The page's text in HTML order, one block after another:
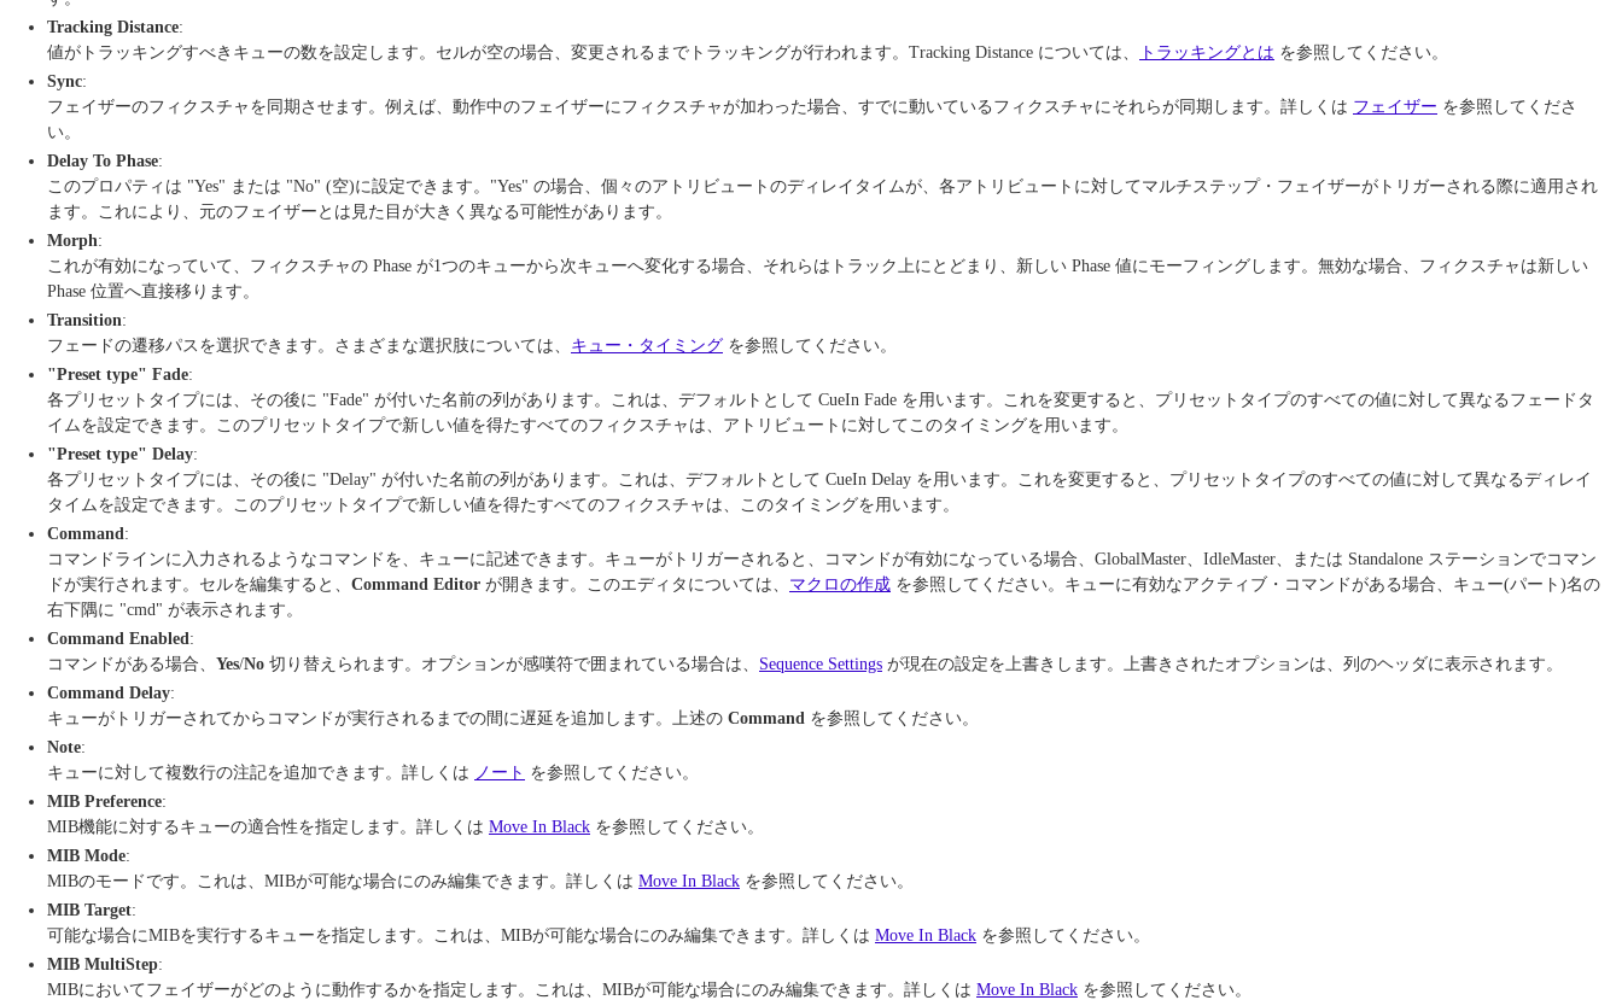
Tracking Distance:
値がトラッキングすべきキューの数を設定します。セルが空の場合、変更されるまでトラッキングが行われます。Tracking Distance については、
トラッキングとは を参照してください。
Sync:
フェイザーのフィクスチャを同期させます。例えば、動作中のフェイザーにフィクスチャが加わった場合、すでに動いているフィクスチャにそれらが同期します。詳しくは フェイザー を参照してくださ
い。
Delay To Phase:
このプロパティは "Yes" または "No" (空)に設定できます。"Yes" の場合、個々のアトリビュートのディレイタイムが、各アトリビュートに対してマルチステップ・フェイザーがトリガーされる際に適用され
ます。これにより、元のフェイザーとは見た目が大きく異なる可能性があります。
Morph:
これが有効になっていて、フィクスチャの Phase が1つのキューから次キューへ変化する場合、それらはトラック上にとどまり、新しい Phase 値にモーフィングします。無効な場合、フィクスチャは新しい
Phase 位置へ直接移ります。
Transition:
フェードの遷移パスを選択できます。さまざまな選択肢については、 キュー・タイミング を参照してください。
"Preset type" Fade:
各プリセットタイプには、その後に "Fade" が付いた名前の列があります。これは、デフォルトとして CueIn Fade を用います。これを変更すると、プリセットタイプのすべての値に対して異なるフェードタ
イムを設定できます。このプリセットタイプで新しい値を得たすべてのフィクスチャは、アトリビュートに対してこのタイミングを用います。
"Preset type" Delay:
各プリセットタイプには、その後に "Delay" が付いた名前の列があります。これは、デフォルトとして CueIn Delay を用います。これを変更すると、プリセットタイプのすべての値に対して異なるディレイ
タイムを設定できます。このプリセットタイプで新しい値を得たすべてのフィクスチャは、このタイミングを用います。
Command:
コマンドラインに入力されるようなコマンドを、キューに記述できます。キューがトリガーされると、コマンドが有効になっている場合、GlobalMaster、IdleMaster、または Standalone ステーションでコマン
ドが実行されます。セルを編集すると、 Command Editor が開きます。このエディタについては、 マクロの作成 を参照してください。キューに有効なアクティブ・コマンドがある場合、キュー(パート)名の
右下隅に "cmd" が表示されます。
Command Enabled:
コマンドがある場合、 Yes/No 切り替えられます。オプションが感嘆符で囲まれている場合は、 Sequence Settings が現在の設定を上書きします。上書きされたオプションは、列のヘッダに表示されます。
Command Delay:
キューがトリガーされてからコマンドが実行されるまでの間に遅延を追加します。上述の Command を参照してください。
Note:
キューに対して複数行の注記を追加できます。詳しくは ノート を参照してください。
MIB Preference:
MIB機能に対するキューの適合性を指定します。詳しくは Move In Black を参照してください。
MIB Mode:
MIBのモードです。これは、MIBが可能な場合にのみ編集できます。詳しくは Move In Black を参照してください。
MIB Target:
可能な場合にMIBを実行するキューを指定します。これは、MIBが可能な場合にのみ編集できます。詳しくは Move In Black を参照してください。
MIB MultiStep:
MIBにおいてフェイザーがどのように動作するかを指定します。これは、MIBが可能な場合にのみ編集できます。詳しくは Move In Black を参照してください。